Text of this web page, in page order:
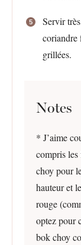
Servir
coriandre
grillées.
Notes
* J’aime
compris
choy pour
hauteur et
rouge
optez pour
bok choy